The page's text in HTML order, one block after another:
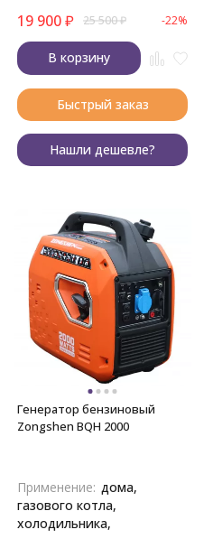
19 900₽ 25 500₽ -22%
В корзину
Быстрый заказ
Нашли дешевле?
Генератор бензиновый
Zongshen BQH 2000
Применение: дома,
газового котла,
холодильника,